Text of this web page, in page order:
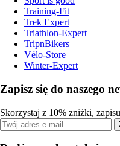
Training-Fit
Trek Expert
Triathlon-Expert
TripnBikers
Vélo-Store
Winter-Expert
Zapisz się do naszego
Skorzystaj z 10% zniżki,